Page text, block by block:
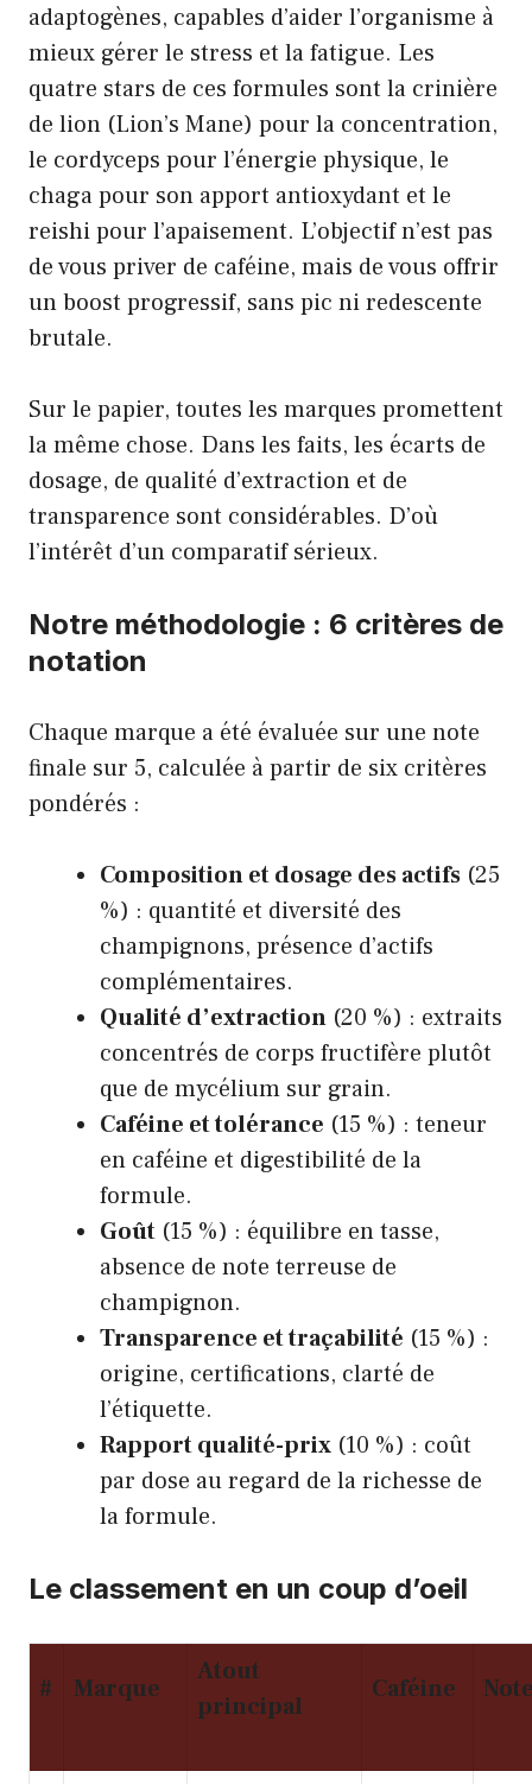
adaptogènes, capables d’aider l’organisme à
mieux gérer le stress et la fatigue. Les
quatre stars de ces formules sont la crinière
de lion (Lion’s Mane) pour la concentration,
le cordyceps pour l’énergie physique, le
chaga pour son apport antioxydant et le
reishi pour l’apaisement. L’objectif n’est pas
de vous priver de caféine, mais de vous offrir
un boost progressif, sans pic ni redescente
brutale.
Sur le papier, toutes les marques promettent
la même chose. Dans les faits, les écarts de
dosage, de qualité d’extraction et de
transparence sont considérables. D’où
l’intérêt d’un comparatif sérieux.
Notre méthodologie : 6 critères de
notation
Chaque marque a été évaluée sur une note
finale sur 5, calculée à partir de six critères
pondérés :
Composition et dosage des actifs (25
%) : quantité et diversité des
champignons, présence d’actifs
complémentaires.
Qualité d’extraction (20 %) : extraits
concentrés de corps fructifère plutôt
que de mycélium sur grain.
Caféine et tolérance (15 %) : teneur
en caféine et digestibilité de la
formule.
Goût (15 %) : équilibre en tasse,
absence de note terreuse de
champignon.
Transparence et traçabilité (15 %) :
origine, certifications, clarté de
l’étiquette.
Rapport qualité-prix (10 %) : coût
par dose au regard de la richesse de
la formule.
Le classement en un coup d’oeil
# Marque
Atout
principal
Caféine